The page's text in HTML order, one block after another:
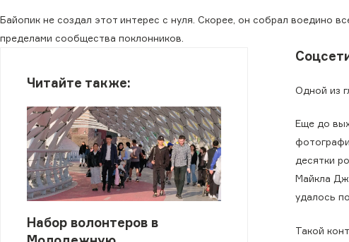
Байопик не создал этот интерес с нуля. Скорее, он собрал воедино
пределами сообщества поклонников.
Читайте также:
Набор волонтеров в
Одной из
Еще до
десятки
Майкла
удалось
Такой